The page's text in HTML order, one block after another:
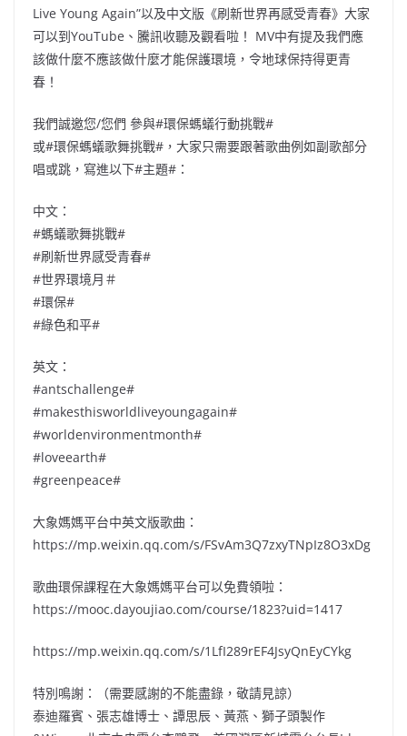
Live Young Again”以及中文版《刷新世界再感受青春》大家
可以到YouTube、騰訊收聽及觀看啦！ MV中有提及我們應
該做什麼不應該做什麼才能保護環境，令地球保持得更青
春！
我們誠邀您/您們 參與#環保螞蟻行動挑戰#
或#環保螞蟻歌舞挑戰#，大家只需要跟著歌曲例如副歌部分
唱或跳，寫進以下#主題#：
中文：
#螞蟻歌舞挑戰#
#刷新世界感受青春#
#世界環境月＃
#環保#
#綠色和平#
英文：
#antschallenge#
#makesthisworldliveyoungagain#
#worldenvironmentmonth#
#loveearth#
#greenpeace#
大象媽媽平台中英文版歌曲：
https://mp.weixin.qq.com/s/FSvAm3Q7zxyTNpIz8O3xDg
歌曲環保課程在大象媽媽平台可以免費領啦：
https://mooc.dayoujiao.com/course/1823?uid=1417
https://mp.weixin.qq.com/s/1LfI289rEF4JsyQnEyCYkg
特別鳴謝：（需要感謝的不能盡錄，敬請見諒）
泰迪羅賓、張志雄博士、譚思辰、黃燕、獅子頭製作